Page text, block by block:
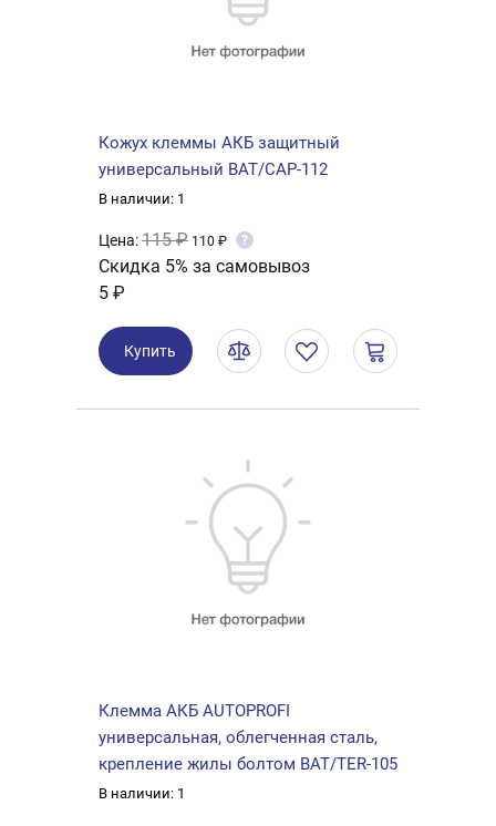
Кожух клеммы АКБ защитный
универсальный BAT/CAP-112
В наличии: 1
Цена:115 ₽ 110 ₽ ?
Скидка 5% за самовывоз
5 ₽
Купить
Клемма АКБ AUTOPROFI
универсальная, облегченная сталь,
крепление жилы болтом BAT/TER-105
В наличии: 1